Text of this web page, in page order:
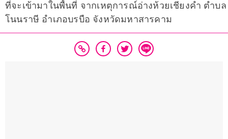
ที่จะเข้ามาในพื้นที่ จากเหตุการณ์อ่างห้วยเชียงคำ ตำบล
โนนราษี อำเภอบรบือ จังหวัดมหาสารคาม